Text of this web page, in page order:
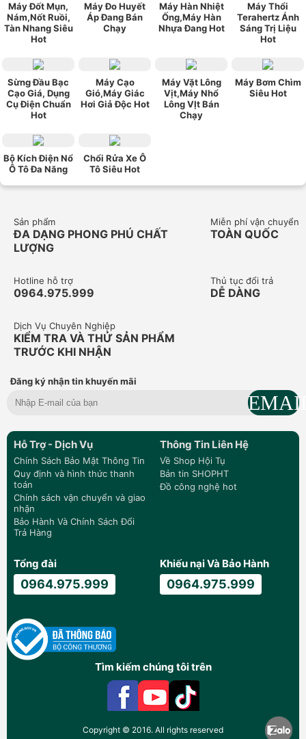
Máy Đốt Mụn,
Nám,Nốt Ruồi,
Tàn Nhang Siêu
Hot
Máy Đo Huyết
Áp Đang Bán
Chạy
Máy Hàn Nhiệt
Ống,Máy Hàn
Nhựa Đang Hot
Máy Thổi
Terahertz Ánh
Sáng Trị Liệu
Hot
Sừng Đầu Bạc
Cạo Giá, Dụng
Cụ Điện Chuẩn
Hot
Máy Cạo
Gió,Máy Giác
Hơi Giả Độc Hot
Máy Vặt Lông
Vịt,Máy Nhổ
Lông VỊt Bán
Chạy
Máy Bơm Chìm
Siêu Hot
Bộ Kích Điện Nổ
Ô Tô Đa Năng
Chổi Rửa Xe Ô
Tô Siêu Hot
Sản phẩm
ĐA DẠNG PHONG PHÚ CHẤT
LƯỢNG
Miễn phí vận chuyển
TOÀN QUỐC
Hotline hỗ trợ
0964.975.999
Thủ tục đổi trả
DỄ DÀNG
Dịch Vụ Chuyên Nghiệp
KIỂM TRA VÀ THỬ SẢN PHẨM
TRƯỚC KHI NHẬN
Đăng ký nhận tin khuyến mãi
Hỗ Trợ - Dịch Vụ
Chính Sách Bảo Mật Thông Tin
Quy định và hình thức thanh
toán
Chính sách vận chuyển và giao
nhận
Bảo Hành Và Chính Sách Đổi
Trả Hàng
Thông Tin Liên Hệ
Về Shop Hội Tụ
Bản tin SHOPHT
Đồ công nghệ hot
Tổng đài
0964.975.999
Khiếu nại Và Bảo Hành
0964.975.999
Tìm kiếm chúng tôi trên
Copyright © 2016. All rights reserved